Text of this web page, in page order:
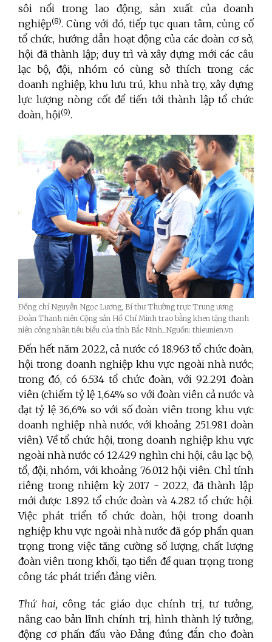
sôi nổi trong lao động, sản xuất của doanh
nghiệp(8). Cùng với đó, tiếp tục quan tâm, củng cố
tổ chức, hướng dẫn hoạt động của các đoàn cơ sở,
hội đã thành lập; duy trì và xây dựng mới các câu
lạc bộ, đội, nhóm có cùng sở thích trong các
doanh nghiệp, khu lưu trú, khu nhà trọ, xây dựng
lực lượng nòng cốt để tiến tới thành lập tổ chức
đoàn, hội(9).
Đồng chí Nguyễn Ngọc Lương, Bí thư Thường trực Trung ương
Đoàn Thanh niên Cộng sản Hồ Chí Minh trao bằng khen tặng thanh
niên công nhân tiêu biểu của tỉnh Bắc Ninh_Nguồn: thieunien.vn
Đến hết năm 2022, cả nước có 18.963 tổ chức đoàn,
hội trong doanh nghiệp khu vực ngoài nhà nước;
trong đó, có 6.534 tổ chức đoàn, với 92.291 đoàn
viên (chiếm tỷ lệ 1,64% so với đoàn viên cả nước và
đạt tỷ lệ 36,6% so với số đoàn viên trong khu vực
doanh nghiệp nhà nước, với khoảng 251.981 đoàn
viên). Về tổ chức hội, trong doanh nghiệp khu vực
ngoài nhà nước có 12.429 nghìn chi hội, câu lạc bộ,
tổ, đội, nhóm, với khoảng 76.012 hội viên. Chỉ tính
riêng trong nhiệm kỳ 2017 - 2022, đã thành lập
mới được 1.892 tổ chức đoàn và 4.282 tổ chức hội.
Việc phát triển tổ chức đoàn, hội trong doanh
nghiệp khu vực ngoài nhà nước đã góp phần quan
trọng trong việc tăng cường số lượng, chất lượng
đoàn viên trong khối, tạo tiền đề quan trọng trong
công tác phát triển đảng viên.
Thứ hai,công tác giáo dục chính trị, tư tưởng,
nâng cao bản lĩnh chính trị, hình thành lý tưởng,
động cơ phấn đấu vào Đảng đúng đắn cho đoàn